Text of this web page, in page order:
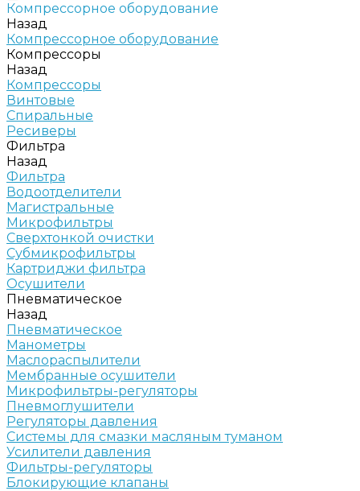
Компрессорное оборудование
Назад
Компрессорное оборудование
Компрессоры
Назад
Компрессоры
Винтовые
Спиральные
Ресиверы
Фильтра
Назад
Фильтра
Водоотделители
Магистральные
Микрофильтры
Сверхтонкой очистки
Субмикрофильтры
Картриджи фильтра
Осушители
Пневматическое
Назад
Пневматическое
Манометры
Маслораспылители
Мембранные осушители
Микрофильтры-регуляторы
Пневмоглушители
Регуляторы давления
Системы для смазки масляным туманом
Усилители давления
Фильтры-регуляторы
Блокирующие клапаны